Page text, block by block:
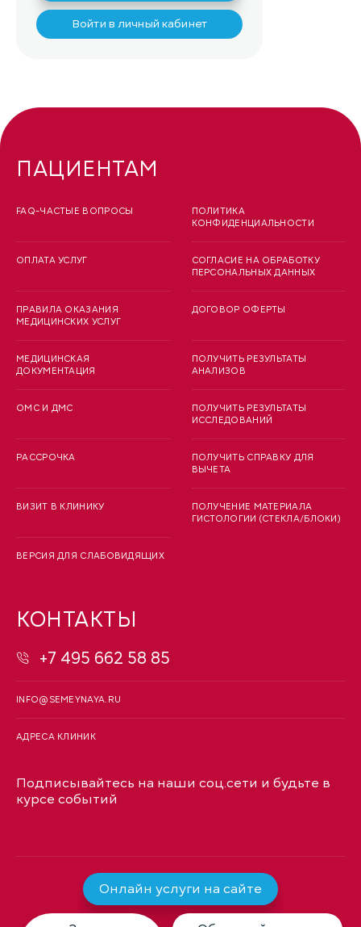
Войти в личный кабинет
ПАЦИЕНТАМ
FAQ-ЧАСТЫЕ ВОПРОСЫ
ОПЛАТА УСЛУГ
ПРАВИЛА ОКАЗАНИЯ
МЕДИЦИНСКИХ УСЛУГ
МЕДИЦИНСКАЯ
ДОКУМЕНТАЦИЯ
ОМС И ДМС
РАССРОЧКА
ВИЗИТ В КЛИНИКУ
ВЕРСИЯ ДЛЯ СЛАБОВИДЯЩИХ
ПОЛИТИКА
КОНФИДЕНЦИАЛЬНОСТИ
СОГЛАСИЕ НА ОБРАБОТКУ
ПЕРСОНАЛЬНЫХ ДАННЫХ
ДОГОВОР ОФЕРТЫ
ПОЛУЧИТЬ РЕЗУЛЬТАТЫ
АНАЛИЗОВ
ПОЛУЧИТЬ РЕЗУЛЬТАТЫ
ИССЛЕДОВАНИЙ
ПОЛУЧИТЬ СПРАВКУ ДЛЯ
ВЫЧЕТА
ПОЛУЧЕНИЕ МАТЕРИАЛА
ГИСТОЛОГИИ (СТЕКЛА/БЛОКИ)
КОНТАКТЫ
+7 495 662 58 85
INFO@SEMEYNAYA.RU
АДРЕСА КЛИНИК
Подписывайтесь на наши соц.сети и будьте в
курсе событий
Онлайн услуги на сайте